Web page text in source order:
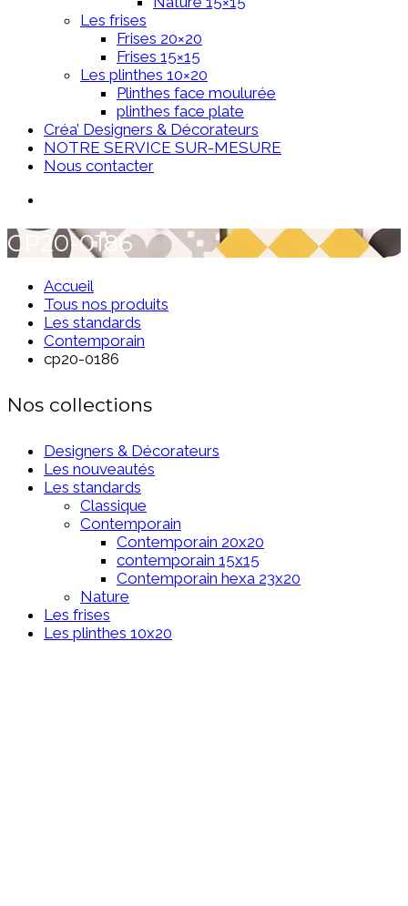
Les frises
Frises 20×20
Frises 15×15
Les plinthes 10×20
Plinthes face moulurée
plinthes face plate
Créa’ Designers & Décorateurs
NOTRE SERVICE SUR-MESURE
Nous contacter
CP20-0186
Accueil
Tous nos produits
Les standards
Contemporain
cp20-0186
Nos collections
Designers & Décorateurs
Les nouveautés
Les standards
Classique
Contemporain
Contemporain 20x20
contemporain 15x15
Contemporain hexa 23x20
Nature
Les frises
Les plinthes 10x20